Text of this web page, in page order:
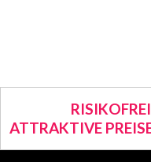
ATTRAKTIVE